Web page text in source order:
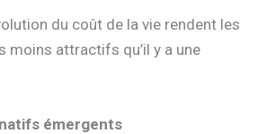
du coût de la vie rendent les
moins attractifs qu’il y a une
émergents